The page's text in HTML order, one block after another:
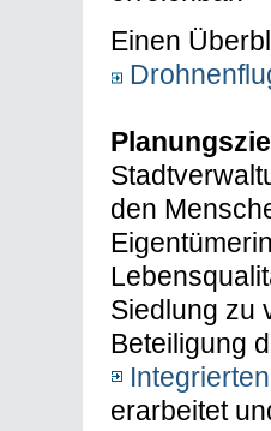
Einen
den
Siedlung zu
Beteiligung
erarbeitet